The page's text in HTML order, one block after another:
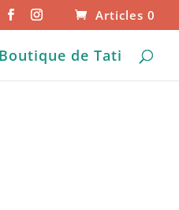
Articles 0
de Tati